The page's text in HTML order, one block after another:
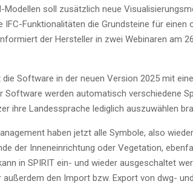
Model­len soll zusätz­lich neue
IFC-Funk­tio­na­li­tä­ten die Grund­stei­ne für
der Her­stel­ler in zwei Web­i­na­ren am
die Soft­ware in der neu­en Ver­si­on 2025 mit
Soft­ware wer­den auto­ma­tisch ver­schie­de­ne
ihre Lan­des­spra­che ledig­lich aus­zu­wäh­len
haben jetzt alle Sym­bo­le, also
der Innen­ein­rich­tung oder Vege­ta­ti­on,
in SPIRIT ein- und wie­der aus­ge­schal­tet
den Import bzw. Export von dwg-